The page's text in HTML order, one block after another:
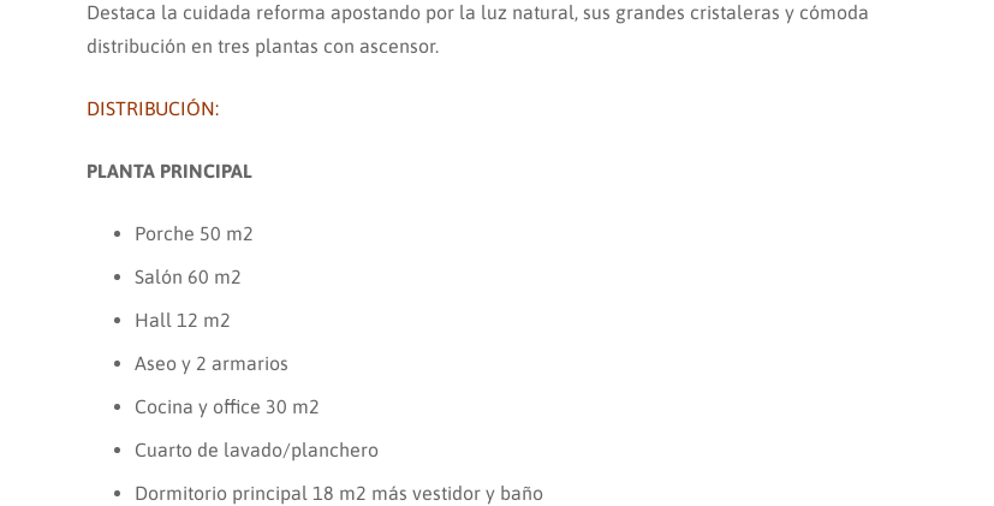
Destaca la cuidada reforma apostando por la luz natural, sus grandes cristaleras y cómoda
distribución en tres plantas con ascensor.
DISTRIBUCIÓN:
PLANTA PRINCIPAL
Porche 50 m2
Salón 60 m2
Hall 12 m2
Aseo y 2 armarios
Cocina y office 30 m2
Cuarto de lavado/planchero
Dormitorio principal 18 m2 más vestidor y baño